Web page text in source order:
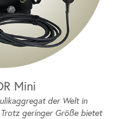
Mini
der Welt in
geringer Größe bietet